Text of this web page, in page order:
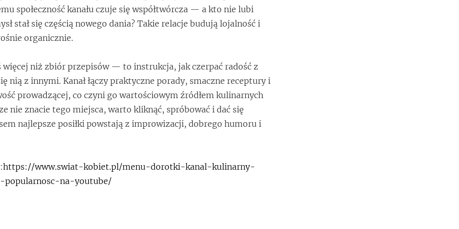
społeczność kanału czuje się współtwórcza — a kto nie lubi
stał się częścią nowego dania? Takie relacje budują lojalność i
organicznie.
więcej niż zbiór przepisów — to instrukcja, jak czerpać radość z
nią z innymi. Kanał łączy praktyczne porady, smaczne receptury i
prowadzącej, co czyni go wartościowym źródłem kulinarnych
nie znacie tego miejsca, warto kliknąć, spróbować i dać się
najlepsze posiłki powstają z improwizacji, dobrego humoru i
https://www.swiat-kobiet.pl/menu-dorotki-kanal-kulinarny-
popularnosc-na-youtube/